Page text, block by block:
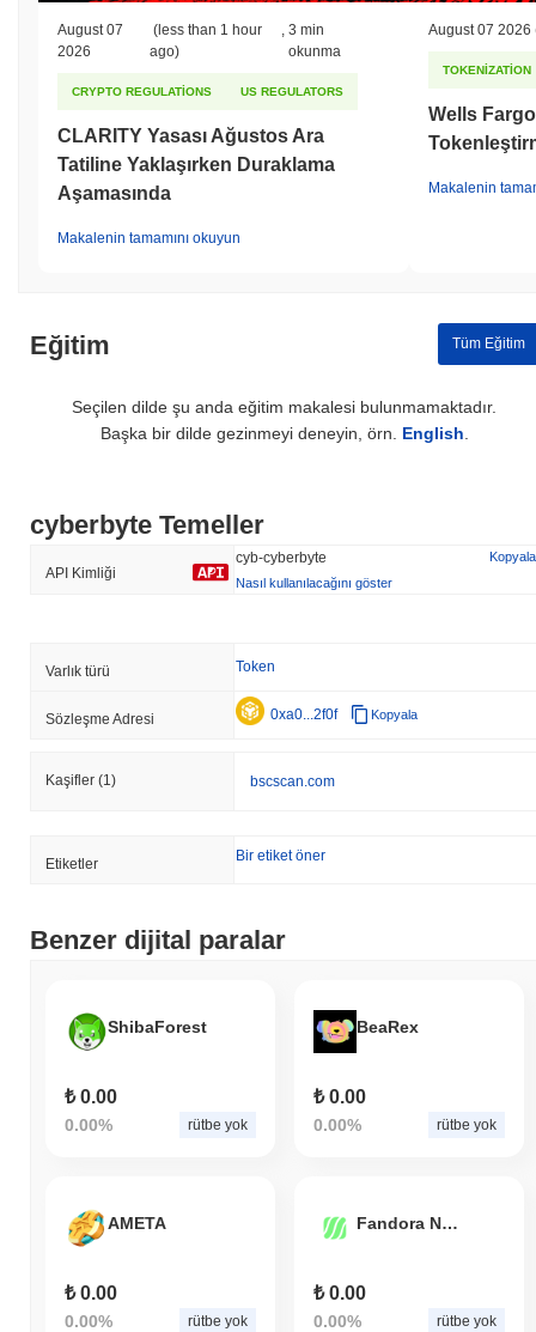
August 07
2026
(less than 1 hour
ago)
3 min
okunma
CRYPTO REGULATIONS US REGULATORS
CLARITY Yasası Ağustos Ara
Tatiline Yaklaşırken Duraklama
Aşamasında
Makalenin tamamını okuyun
August 07 2026
TOKENIZATION
Wells
Makalenin
Eğitim Tüm Eğitim
Seçilen dilde şu anda eğitim makalesi bulunmamaktadır.
Başka bir dilde gezinmeyi deneyin, örn. English
cyberbyte Temeller
API Kimliği
cyb-cyberbyte
Kopyala
Nasıl kullanılacağını göster
Varlık türü Token
Sözleşme Adresi 0xa0...2f0f Kopyala
Kaşifler (1) bscscan.com
Etiketler Bir etiket öner
Benzer dijital paralar
ShibaForest
₺ 0.00
0.00% rütbe yok
BeaRex
₺ 0.00
0.00% rütbe yok
AMETA
₺ 0.00
0.00% rütbe yok
Fandora Network
₺ 0.00
0.00% rütbe yok